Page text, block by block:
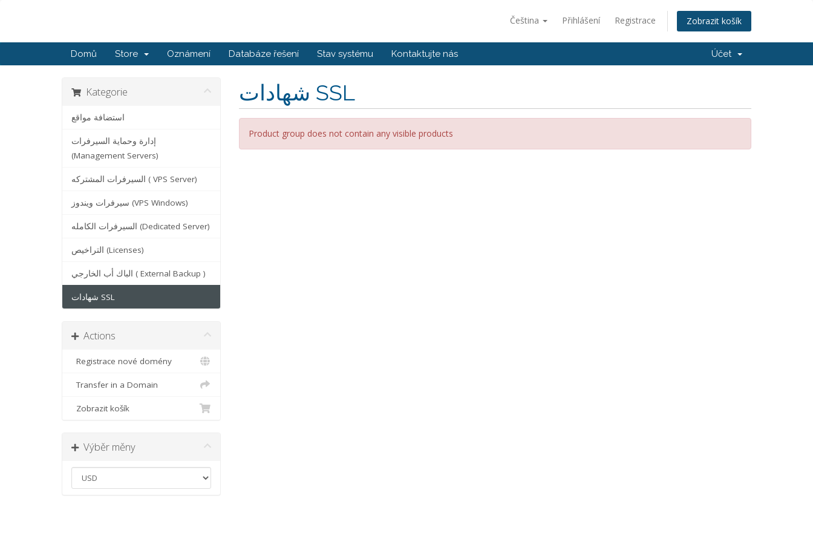
Čeština Přihlášení Registrace Zobrazit košík
Domů Store Oznámení Databáze řešení Stav systému Kontaktujte nás Účet
شهادات SSL
Product group does not contain any visible products
Kategorie
استضافة مواقع
إدارة وحماية السيرفرات
(Management Servers)
السيرفرات المشتركه ( VPS Server)
سيرفرات ويندوز (VPS Windows)
السيرفرات الكامله (Dedicated Server)
التراخيص (Licenses)
الباك أب الخارجي ( External Backup )
شهادات SSL
Actions
Registrace nové domény
Transfer in a Domain
Zobrazit košík
Výběr měny